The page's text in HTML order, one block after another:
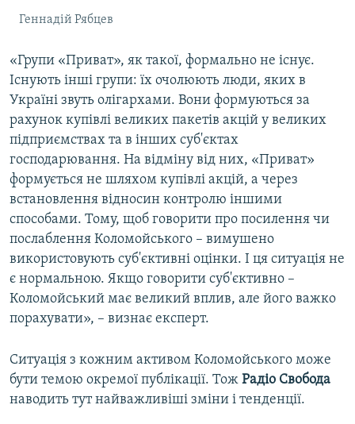
Геннадій Рябцев
«Групи «Приват», як такої, формально не існує.
Існують інші групи: їх очолюють люди, яких в
Україні звуть олігархами. Вони формуються за
рахунок купівлі великих пакетів акцій у великих
підприємствах та в інших суб'єктах
господарювання. На відміну від них, «Приват»
формується не шляхом купівлі акцій, а через
встановлення відносин контролю іншими
способами. Тому, щоб говорити про посилення чи
послаблення Коломойського – вимушено
використовують суб'єктивні оцінки. І ця ситуація не
є нормальною. Якщо говорити суб'єктивно –
Коломойський має великий вплив, але його важко
порахувати», – визнає експерт.
Ситуація з кожним активом Коломойського може
бути темою окремої публікації. Тож Радіо Свобода
наводить тут найважливіші зміни і тенденції.